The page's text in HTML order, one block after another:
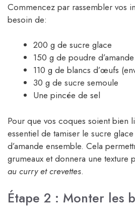
Commencez par rassembler vos
besoin de:
200 g de sucre glace
150 g de poudre d’amande
110 g de blancs d’œufs
30 g de sucre semoule
Une pincée de sel
Pour que vos coques soient bien
essentiel de tamiser le sucre
d’amande ensemble. Cela
grumeaux et donnera une texture
au curry et crevettes.
Étape 2 : Monter les